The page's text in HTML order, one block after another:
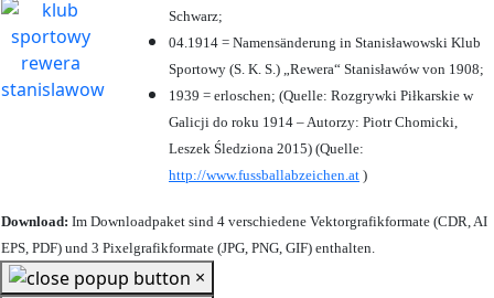
Schwarz;
04.1914 = Namensänderung in Stanisławowski Klub
Sportowy (S. K. S.) „Rewera“ Stanisławów von 1908;
1939 = erloschen; (Quelle: Rozgrywki Piłkarskie w
Galicji do roku 1914 – Autorzy: Piotr Chomicki,
Leszek Śledziona 2015) (Quelle:
http://www.fussballabzeichen.at )
Download: Im Downloadpaket sind 4 verschiedene Vektorgrafikformate (CDR, AI
EPS, PDF) und 3 Pixelgrafikformate (JPG, PNG, GIF) enthalten.
×